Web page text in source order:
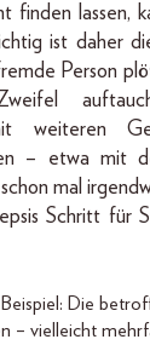
finden lassen,
ist daher
Person
weiteren
– etwa mit
mal
Schritt für
Die
– vielleicht